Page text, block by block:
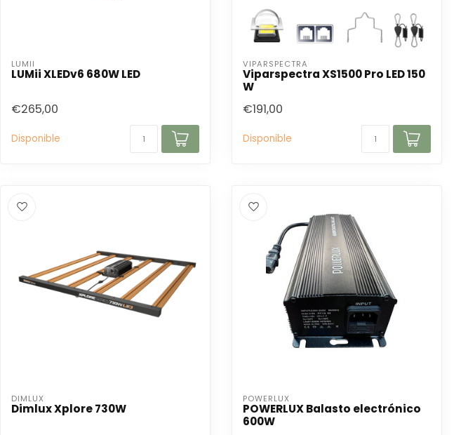
LUMII
LUMii XLEDv6 680W LED
€265,00
Disponible
VIPARSPECTRA
Viparspectra XS1500 Pro LED 150
W
€191,00
Disponible
DIMLUX
Dimlux Xplore 730W
POWERLUX
POWERLUX Balasto electrónico
600W